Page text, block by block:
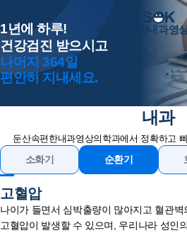
둔산속편한내과영
1년에 하루!
건강검진 받으시고
나머지 364일
편안히 지내세요.
내과
둔산속편한내과영상의학과에서 정확하고
소화기 순환기
고혈압
나이가 들면서 심박출량이 많아지고 혈관
고혈압이 발생할 수 있으며, 우리나라 성인